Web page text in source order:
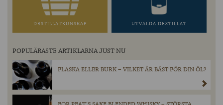
DESTILLATKUNSKAP UTVALDA DESTILLAT
POPULÄRASTE ARTIKLARNA JUST NU
FLASKA ELLER BURK – VILKET ÄR BÄST FÖR DIN ÖL?